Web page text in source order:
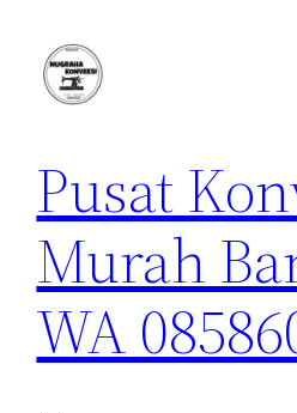
konten
Pusat
Murah
WA